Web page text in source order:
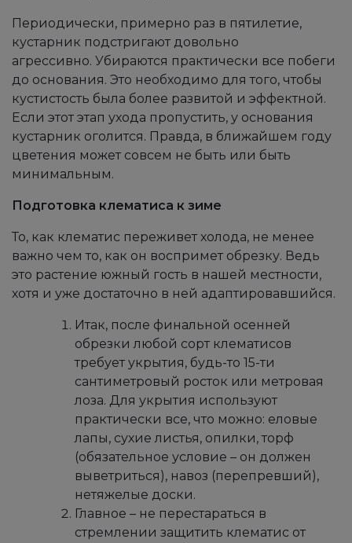
Периодически, примерно раз в пятилетие,
кустарник подстригают довольно
агрессивно. Убираются практически все побеги
до основания. Это необходимо для того, чтобы
кустистость была более развитой и эффектной.
Если этот этап ухода пропустить, у основания
кустарник оголится. Правда, в ближайшем году
цветения может совсем не быть или быть
минимальным.
Подготовка клематиса к зиме
То, как клематис переживет холода, не менее
важно чем то, как он воспримет обрезку. Ведь
это растение южный гость в нашей местности,
хотя и уже достаточно в ней адаптировавшийся.
Итак, после финальной осенней
обрезки любой сорт клематисов
требует укрытия, будь-то 15-ти
сантиметровый росток или метровая
лоза. Для укрытия используют
практически все, что можно: еловые
лапы, сухие листья, опилки, торф
(обязательное условие – он должен
выветриться), навоз (перепревший),
нетяжелые доски.
Главное – не перестараться в
стремлении защитить клематис от